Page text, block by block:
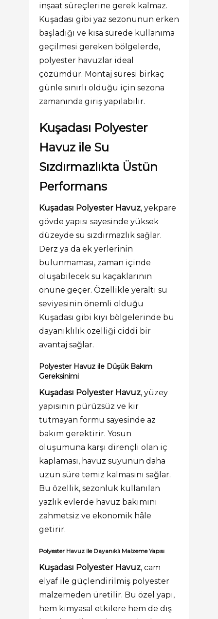
inşaat süreçlerine gerek kalmaz.
Kuşadası gibi yaz sezonunun erken
başladığı ve kısa sürede kullanıma
geçilmesi gereken bölgelerde,
polyester havuzlar ideal
çözümdür. Montaj süresi birkaç
günle sınırlı olduğu için sezona
zamanında giriş yapılabilir.
Kuşadası Polyester
Havuz ile Su
Sızdırmazlıkta Üstün
Performans
Kuşadası Polyester Havuz, yekpare
gövde yapısı sayesinde yüksek
düzeyde su sızdırmazlık sağlar.
Derz ya da ek yerlerinin
bulunmaması, zaman içinde
oluşabilecek su kaçaklarının
önüne geçer. Özellikle yeraltı su
seviyesinin önemli olduğu
Kuşadası gibi kıyı bölgelerinde bu
dayanıklılık özelliği ciddi bir
avantaj sağlar.
Polyester Havuz ile Düşük Bakım
Gereksinimi
Kuşadası Polyester Havuz, yüzey
yapısının pürüzsüz ve kir
tutmayan formu sayesinde az
bakım gerektirir. Yosun
oluşumuna karşı dirençli olan iç
kaplaması, havuz suyunun daha
uzun süre temiz kalmasını sağlar.
Bu özellik, sezonluk kullanılan
yazlık evlerde havuz bakımını
zahmetsiz ve ekonomik hâle
getirir.
Polyester Havuz ile Dayanıklı Malzeme Yapısı
Kuşadası Polyester Havuz, cam
elyaf ile güçlendirilmiş polyester
malzemeden üretilir. Bu özel yapı,
hem kimyasal etkilere hem de dış